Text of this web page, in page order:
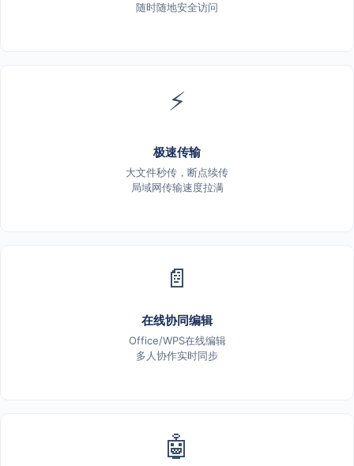
随时随地安全访问
⚡
极速传输
大文件秒传，断点续传
局域网传输速度拉满
📄
在线协同编辑
Office/WPS在线编辑
多人协作实时同步
🤖